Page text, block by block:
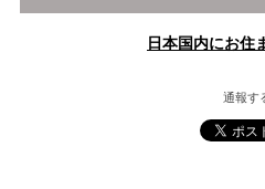
日本国内にお住
通報す